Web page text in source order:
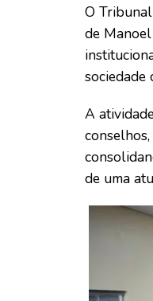
O
de
sociedade
A
de uma